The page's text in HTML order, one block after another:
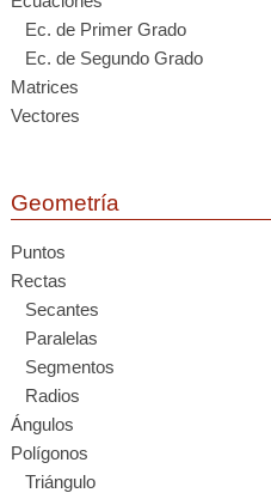
Ec. de Primer Grado
Ec. de Segundo Grado
Matrices
Vectores
Geometría
Puntos
Rectas
Secantes
Paralelas
Segmentos
Radios
Ángulos
Polígonos
Triángulo